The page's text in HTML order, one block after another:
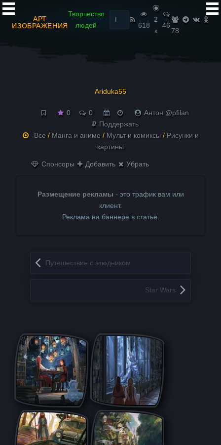
АРТ
ИЗОБРАЖЕНИЯ
Творчество
людей
Найти:
618
2
к
46
78
Ariduka55
0 0
Антон @pfilan
Поддержать
-Все / Манга и аниме / Мульт и комиксы / Рисунки и
картины
Спонсоры Добавить Убрать
Размещение рекламы - это трафик вам или
клиент.
Реклама на баннере в статье.
Запись навигация
Путешествие с этюдником
Star Wars